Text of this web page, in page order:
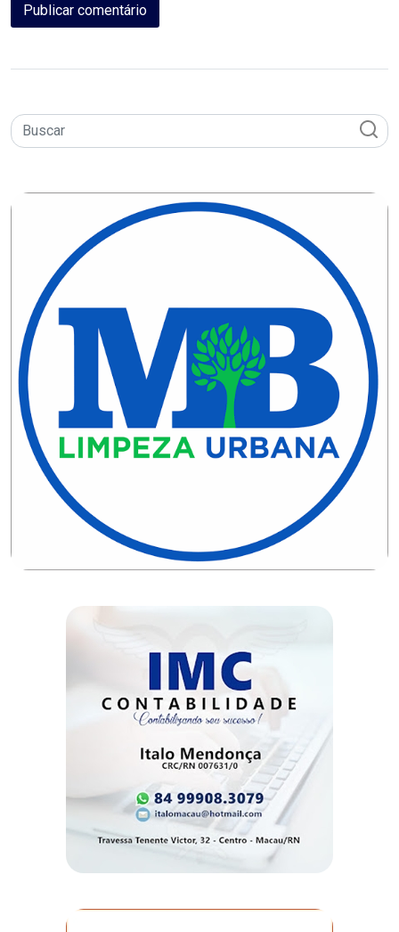
DO
COMPETIÇÃO
CONFERÊNCIA
SAÚDE
CONQUISTA
COPA
DO
MUNDO
CORO
VIVAS!
CORRIDA
CULTURA
PREPARATÓRIO
DEMISSÕES
DESCASO
DESENVOLVIMENTO